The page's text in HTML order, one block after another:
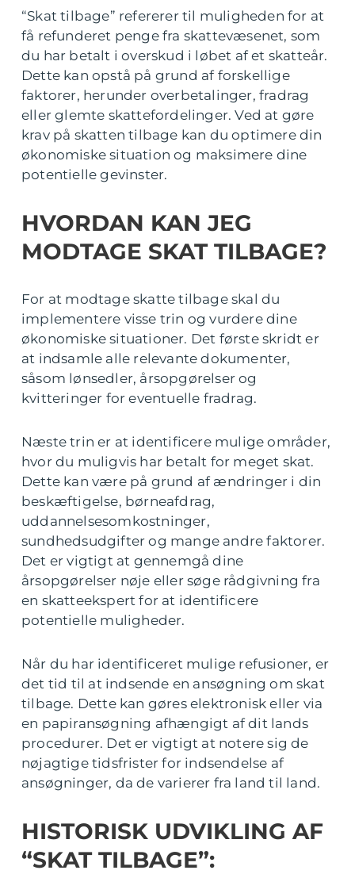
“Skat tilbage” refererer til muligheden for at
få refunderet penge fra skattevæsenet, som
du har betalt i overskud i løbet af et skatteår.
Dette kan opstå på grund af forskellige
faktorer, herunder overbetalinger, fradrag
eller glemte skattefordelinger. Ved at gøre
krav på skatten tilbage kan du optimere din
økonomiske situation og maksimere dine
potentielle gevinster.
HVORDAN KAN JEG
MODTAGE SKAT TILBAGE?
For at modtage skatte tilbage skal du
implementere visse trin og vurdere dine
økonomiske situationer. Det første skridt er
at indsamle alle relevante dokumenter,
såsom lønsedler, årsopgørelser og
kvitteringer for eventuelle fradrag.
Næste trin er at identificere mulige områder,
hvor du muligvis har betalt for meget skat.
Dette kan være på grund af ændringer i din
beskæftigelse, børneafdrag,
uddannelsesomkostninger,
sundhedsudgifter og mange andre faktorer.
Det er vigtigt at gennemgå dine
årsopgørelser nøje eller søge rådgivning fra
en skatteekspert for at identificere
potentielle muligheder.
Når du har identificeret mulige refusioner, er
det tid til at indsende en ansøgning om skat
tilbage. Dette kan gøres elektronisk eller via
en papiransøgning afhængigt af dit lands
procedurer. Det er vigtigt at notere sig de
nøjagtige tidsfrister for indsendelse af
ansøgninger, da de varierer fra land til land.
HISTORISK UDVIKLING AF
“SKAT TILBAGE”: